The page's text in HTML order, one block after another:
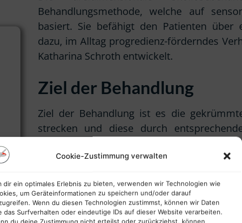
Cookie-Zustimmung verwalten
dir ein optimales Erlebnis zu bieten, verwenden wir Technologien wie
um Geräteinformationen zu speichern und/oder darauf
Wenn du diesen Technologien zustimmst, können wir Daten
das Surfverhalten oder eindeutige IDs auf dieser Website verarbeiten.
du deine Zustimmung nicht erteilst oder zurückziehst, können
Behandlungsmethode, welche auf
basiert. Sie befähigt den Patienten über
dazu, im Alltag progredienz-förderndes
Katharina Schroth entwickelt.
Ziel der Behandlung
Ziel der Behandlung ist es die
strecken und diese durch
Überhang zu bringen. Außerdem
Haltungskorrektur muskulär zu
beseitigen oder zu mildern. Anatomische
erlernt, um eine Umbahnung des
zu befähigen, das Erlernte in den
sensomotorische Feedback-